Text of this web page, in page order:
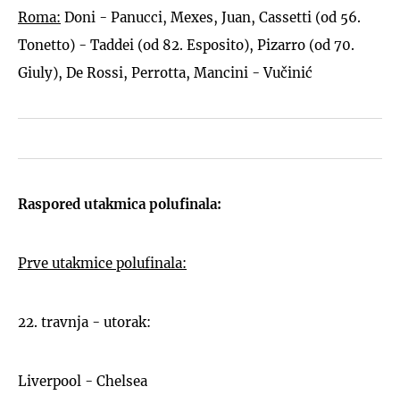
Roma: Doni - Panucci, Mexes, Juan, Cassetti (od 56.
Tonetto) - Taddei (od 82. Esposito), Pizarro (od 70.
Giuly), De Rossi, Perrotta, Mancini - Vučinić
Raspored utakmica polufinala:
Prve utakmice polufinala:
22. travnja - utorak:
Liverpool - Chelsea